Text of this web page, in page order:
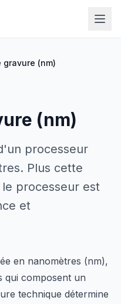
gravure (nm)
(nm)
processeur
Plus cette
processeur est
et
en nanomètres (nm),
qui composent un
technique détermine